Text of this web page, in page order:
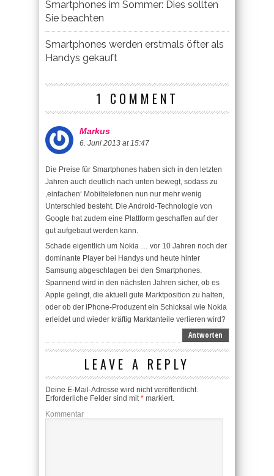
Smartphones im Sommer: Dies sollten
Sie beachten
Smartphones werden erstmals öfter als
Handys gekauft
1 COMMENT
Markus
6. Juni 2013 at 15:47
Die Preise für Smartphones haben sich in den letzten
Jahren auch deutlich nach unten bewegt, sodass zu
‚einfachen‘ Mobiltelefonen nun nur mehr wenig
Unterschied besteht. Die Android-Technologie von
Google hat zudem eine Plattform geschaffen auf der
gut aufgebaut werden kann.
Schade eigentlich um Nokia … vor 10 Jahren noch der
dominante Player bei Handys und heute hinter
Samsung abgeschlagen bei den Smartphones.
Spannend wird in den nächsten Jahren sicher, ob es
Apple gelingt, die aktuell gute Marktposition zu halten,
oder ob der iPhone-Produzent ein Schicksal wie Nokia
erleidet und wieder kräftig Marktanteile verlieren wird?
Antworten
LEAVE A REPLY
Deine E-Mail-Adresse wird nicht veröffentlicht.
Erforderliche Felder sind mit* markiert.
Kommentar